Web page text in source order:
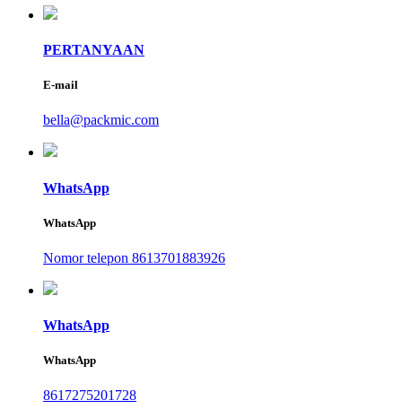
PERTANYAAN
E-mail
bella@packmic.com
WhatsApp
WhatsApp
Nomor telepon 8613701883926
WhatsApp
WhatsApp
8617275201728